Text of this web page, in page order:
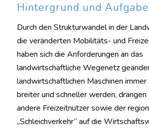
Hintergrund und
Durch den Strukturwandel in der
die veränderten Mobilitäts- und
haben sich die Anforderungen an das
landwirtschaftliche Wegenetz
landwirtschaftlichen Maschinen immer
breiter und schneller werden, drängen
andere Freizeitnutzer sowie der
„Schleichverkehr“ auf die